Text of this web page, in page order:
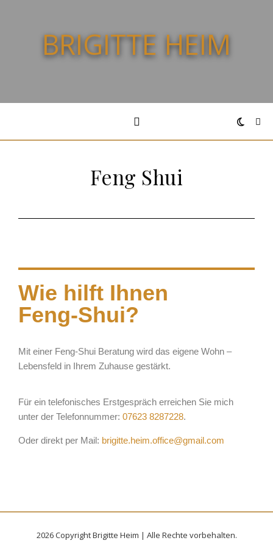
BRIGITTE HEIM
Feng Shui
Wie hilft Ihnen
Feng-Shui?
Mit einer Feng-Shui Beratung wird das eigene Wohn –
Lebensfeld in Ihrem Zuhause gestärkt.
Für ein telefonisches Erstgespräch erreichen Sie mich
unter der Telefonnummer: 07623 8287228.
Oder direkt per Mail: brigitte.heim.office@gmail.com
2026 Copyright Brigitte Heim | Alle Rechte vorbehalten.